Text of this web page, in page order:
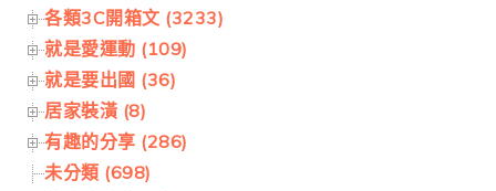
各類3C開箱文 (3233)
就是愛運動 (109)
就是要出國 (36)
居家裝潢 (8)
有趣的分享 (286)
未分類 (698)